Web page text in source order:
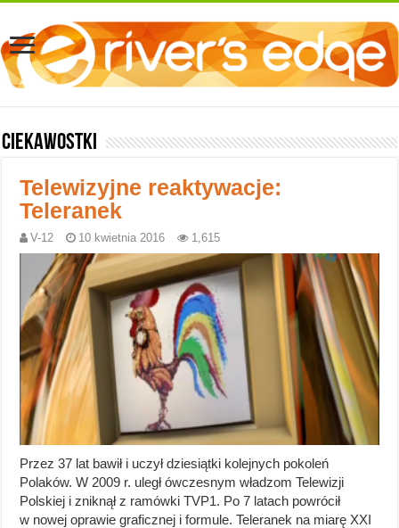
Ciekawostki
Telewizyjne reaktywacje:
Teleranek
V-12 10 kwietnia 2016 1,615
Przez 37 lat bawił i uczył dziesiątki kolejnych pokoleń
Polaków. W 2009 r. uległ ówczesnym władzom Telewizji
Polskiej i zniknął z ramówki TVP1. Po 7 latach powrócił
w nowej oprawie graficznej i formule. Teleranek na miarę XXI